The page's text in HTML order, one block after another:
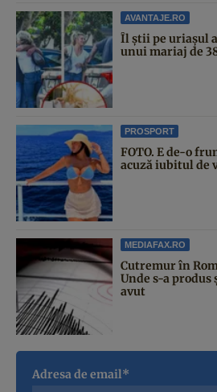
AVANTAJE.RO
Îl știi pe uriașul
unui mariaj de
PROSPORT
FOTO. E de-o
acuză iubitul de
MEDIAFAX.RO
Cutremur în
Unde s-a
avut
Adresa de email*